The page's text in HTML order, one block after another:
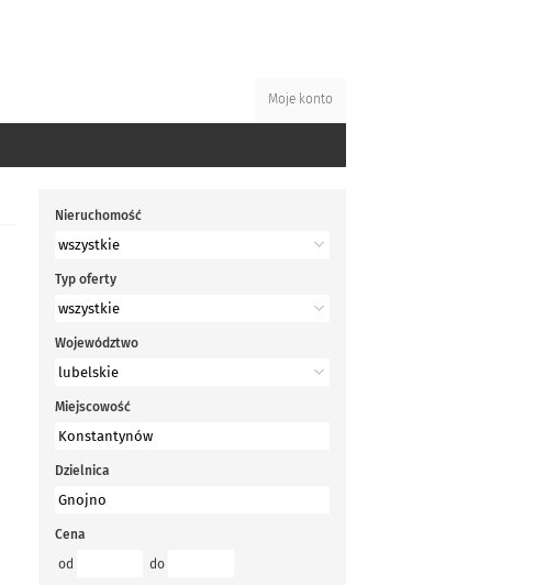
Moje konto
Nieruchomość
Typ oferty
Województwo
Miejscowość
Dzielnica
Cena
od
do